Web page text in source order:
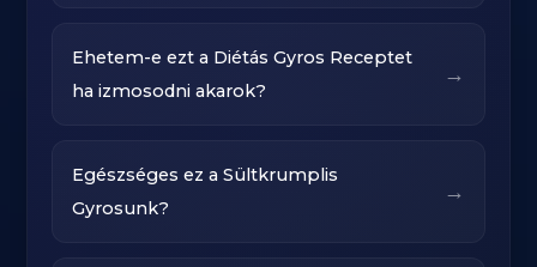
Ehetem-e ezt a Diétás Gyros Receptet
ha izmosodni akarok?
→
Egészséges ez a Sültkrumplis
Gyrosunk?
→